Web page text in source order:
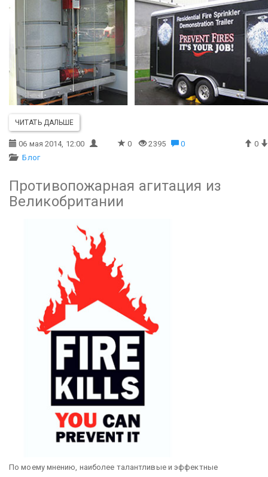
ЧИТАТЬ ДАЛЬШЕ
06 мая 2014, 12:00 0 2395 0
0
Блог
Противопожарная агитация из
Великобритании
По моему мнению, наиболее талантливые и эффектные